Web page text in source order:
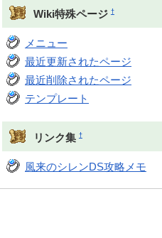
Wiki特殊ページ †
メニュー
最近更新されたページ
最近削除されたページ
テンプレート
リンク集 †
風来のシレンDS攻略メモ